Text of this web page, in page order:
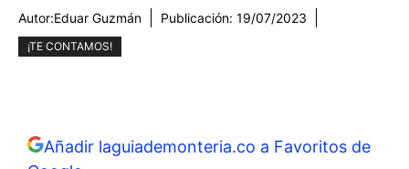
Autor:Eduar Guzmán Publicación: 19/07/2023
¡TE CONTAMOS!
Añadir laguiademonteria.co a Favoritos de